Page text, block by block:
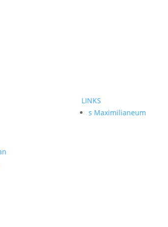
LINKS
s Maximilianeum